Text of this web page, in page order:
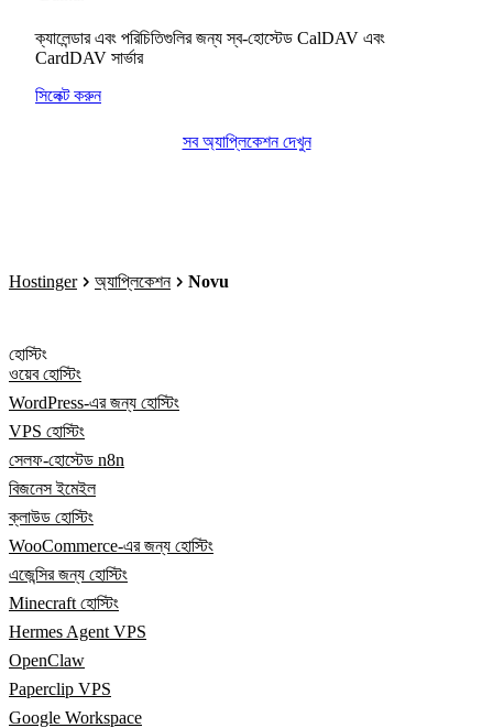
ক্যালেন্ডার এবং পরিচিতিগুলির জন্য স্ব-হোস্টেড CalDAV এবং
CardDAV সার্ভার
সিলেক্ট করুন
সব অ্যাপ্লিকেশন দেখুন
Hostinger অ্যাপ্লিকেশন Novu
হোস্টিং
ওয়েব হোস্টিং
WordPress-এর জন্য হোস্টিং
VPS হোস্টিং
সেলফ-হোস্টেড n8n
বিজনেস ইমেইল
ক্লাউড হোস্টিং
WooCommerce-এর জন্য হোস্টিং
এজেন্সির জন্য হোস্টিং
Minecraft হোস্টিং
Hermes Agent VPS
OpenClaw
Paperclip VPS
Google Workspace